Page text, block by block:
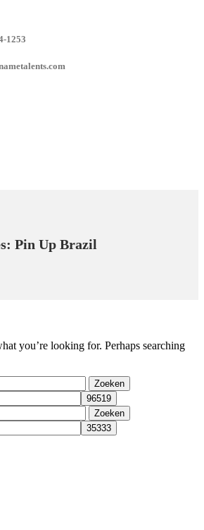
1253
Pin Up Brazil
you’re looking for. Perhaps searching